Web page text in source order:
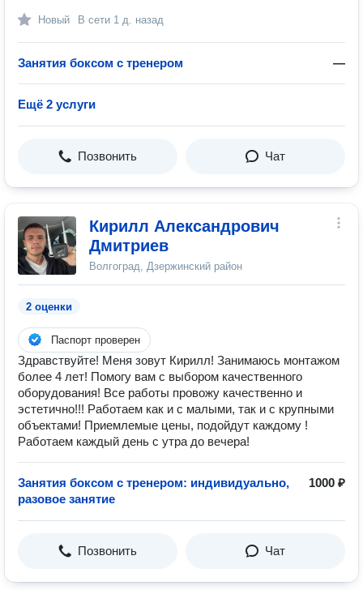
Новый В сети 1 д. назад
Занятия боксом с тренером —
Ещё 2 услуги
Позвонить Чат
Кирилл Александрович
Дмитриев
Волгоград, Дзержинский район
2 оценки
Паспорт проверен
Здравствуйте! Меня зовут Кирилл! Занимаюсь монтажом
более 4 лет! Помогу вам с выбором качественного
оборудования! Все работы провожу качественно и
эстетично!!! Работаем как и с малыми, так и с крупными
объектами! Приемлемые цены, подойдут каждому !
Работаем каждый день с утра до вечера!
Занятия боксом с тренером: индивидуально,
разовое занятие
1000 ₽
Позвонить Чат